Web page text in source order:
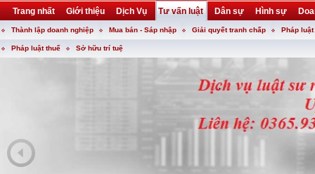
Trang nhất Giới thiệu Dịch Vụ Tư vấn luật Dân sự Hình sự
Khuyến mại Liên hệ forum utility
Thành lập doanh nghiệp Mua bán - Sáp nhập Giải quyết tranh chấp Pháp
Pháp luật thuế Sở hữu trí tuệ